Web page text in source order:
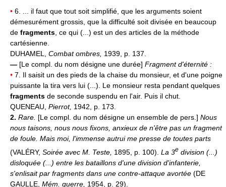
• 6. ... il faut que tout soit simplifié, que les arguments soient
démesurément grossis, que la difficulté soit divisée en beaucoup
de fragments , ce qui (...) est un des articles de la méthode
cartésienne.
DUHAMEL, Combat ombres, 1939, p. 137.
— [Le compl. du nom désigne une durée] Fragment d'éternité :
• 7. Il saisit un des pieds de la chaise du monsieur, et d'une poigne
puissante la tira vers lui (...). Le monsieur resta pendant quelques
fragments de seconde suspendu en l'air. Puis il chut.
QUENEAU, Pierrot, 1942, p. 173.
2. Rare. [Le compl. du nom désigne un ensemble de pers.] Nous
nous taisons, nous nous fixons, anxieux de n'être pas un fragment
de foule. Mais moi, l'immense autrui me presse de toutes parts
(VALÉRY, Soirée avec M. Teste, 1895, p. 100). La 3e division (...)
disloquée (...) entre les bataillons d'une division d'infanterie,
s'enlisait par fragments dans une contre-attaque avortée (DE
GAULLE, Mém. guerre, 1954, p. 29).